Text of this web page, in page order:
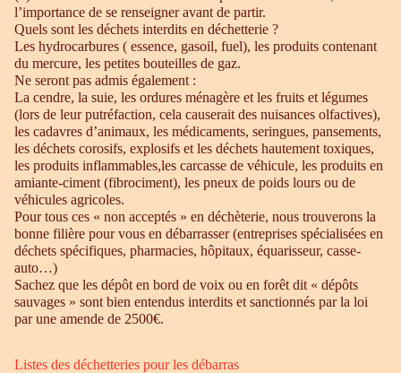
l’importance de se renseigner avant de partir.
Quels sont les déchets interdits en déchetterie ?
Les hydrocarbures ( essence, gasoil, fuel), les produits contenant
du mercure, les petites bouteilles de gaz.
Ne seront pas admis également :
La cendre, la suie, les ordures ménagère et les fruits et légumes
(lors de leur putréfaction, cela causerait des nuisances olfactives),
les cadavres d’animaux, les médicaments, seringues, pansements,
les déchets corosifs, explosifs et les déchets hautement toxiques,
les produits inflammables,les carcasse de véhicule, les produits en
amiante-ciment (fibrociment), les pneux de poids lours ou de
véhicules agricoles.
Pour tous ces « non acceptés » en déchèterie, nous trouverons la
bonne filière pour vous en débarrasser (entreprises spécialisées en
déchets spécifiques, pharmacies, hôpitaux, équarisseur, casse-
auto…)
Sachez que les dépôt en bord de voix ou en forêt dit « dépôts
sauvages » sont bien entendus interdits et sanctionnés par la loi
par une amende de 2500€.
Listes des déchetteries pour les débarras